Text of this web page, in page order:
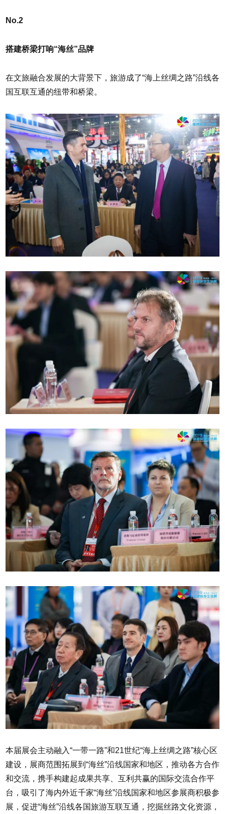
No.2
搭建桥梁打响“海丝”品牌
在文旅融合发展的大背景下，旅游成了“海上丝绸之路”沿线各
国互联互通的纽带和桥梁。
本届展会主动融入“一带一路”和21世纪“海上丝绸之路”核心区
建设，展商范围拓展到“海丝”沿线国家和地区，推动各方合作
和交流，携手构建起成果共享、互利共赢的国际交流合作平
台，吸引了海内外近千家“海丝”沿线国家和地区参展商积极参
展，促进“海丝”沿线各国旅游互联互通，挖掘丝路文化资源，